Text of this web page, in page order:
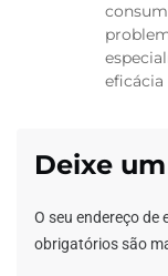
eficácia
Deixe
O seu endereço de
obrigatórios são